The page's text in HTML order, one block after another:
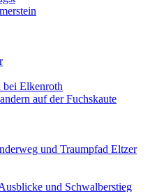
bei Elkenroth
auf der Fuchskaute
und Traumpfad Eltzer
und Schwalberstieg